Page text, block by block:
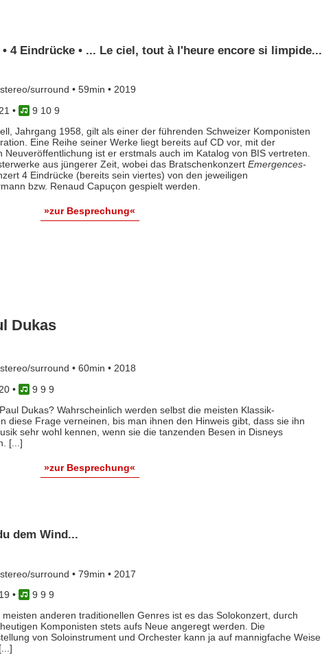
4 Eindrücke • ... Le ciel, tout à l'heure encore si limpide...
surround • 59min • 2019
•
9 10 9
Jahrgang 1958, gilt als einer der führenden Schweizer Komponisten
Eine Reihe seiner Werke liegt bereits auf CD vor, mit der
Neuveröffentlichung ist er erstmals auch im Katalog von BIS vertreten.
aus jüngerer Zeit, wobei das Bratschenkonzert Emergences-
4 Eindrücke (bereits sein viertes) von den jeweiligen
bzw. Renaud Capuçon gespielt werden.
»zur Besprechung«
Dukas
surround • 60min • 2018
•
9 9 9
Dukas? Wahrscheinlich werden selbst die meisten Klassik-
diese Frage verneinen, bis man ihnen den Hinweis gibt, dass sie ihn
sehr wohl kennen, wenn sie die tanzenden Besen in Disneys
[...]
»zur Besprechung«
dem Wind...
surround • 79min • 2017
•
9 9 9
meisten anderen traditionellen Genres ist es das Solokonzert, durch
Komponisten stets aufs Neue angeregt werden. Die
von Soloinstrument und Orchester kann ja auf mannigfache Weise